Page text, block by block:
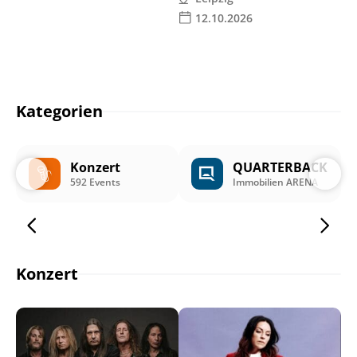
12.10.2026
Kategorien
Konzert
592 Events
QUARTERBACK
Immobilien ARENA
Konzert